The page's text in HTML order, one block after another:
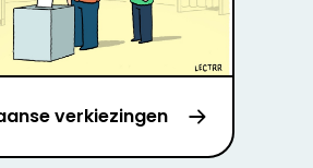
verkiezingen